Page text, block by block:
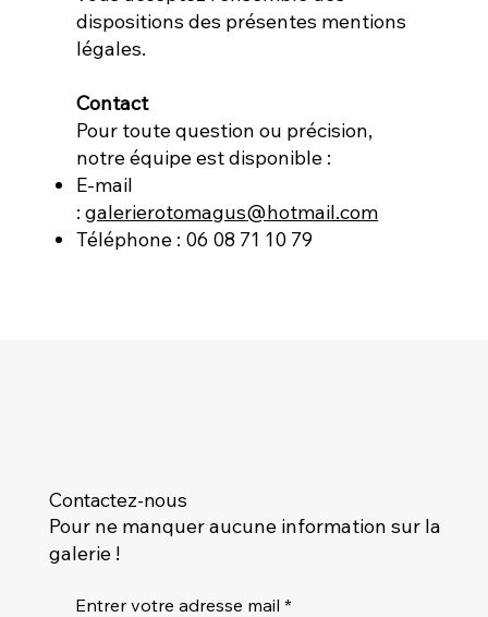
dispositions des présentes mentions
légales.
Contact
Pour toute question ou précision,
notre équipe est disponible :
E-mail
:galerierotomagus@hotmail.com
Téléphone : 06 08 71 10 79
Contactez-nous
Pour ne manquer aucune information sur la
galerie !
Entrer votre adresse mail *